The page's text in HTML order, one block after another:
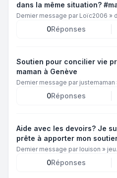
dans la même situation?
Dernier message par Loïc2006 »
0Réponses
Soutien pour concilier vie
maman à Genève
Dernier message par justemaman
0Réponses
Aide avec les devoirs? Je
prête à apporter mon
Dernier message par louison »
0Réponses